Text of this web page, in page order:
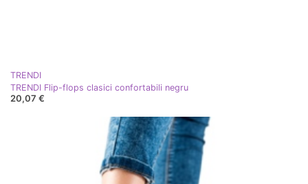
TRENDI
TRENDI Flip-flops clasici confortabili negru
20,07 €